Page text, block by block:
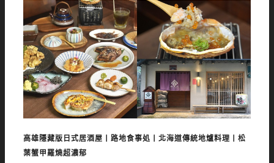
高雄隱藏版日式居酒屋丨路地食事処丨北海道傳統地爐料理丨松
葉蟹甲羅燒超濃郁